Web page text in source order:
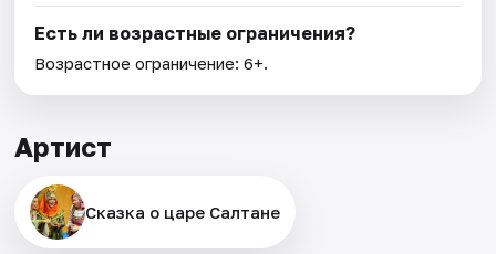
Есть ли возрастные ограничения?
Возрастное ограничение: 6+.
Артист
Сказка о царе Салтане